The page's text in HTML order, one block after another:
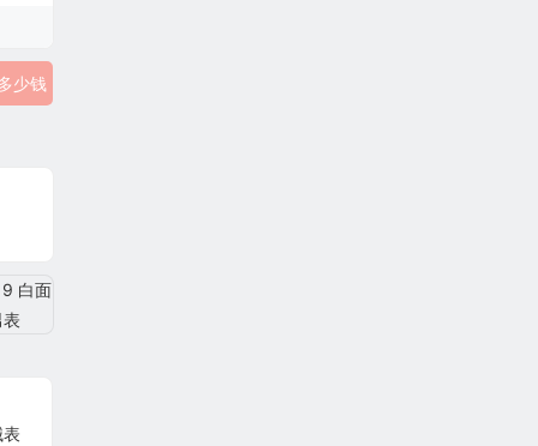
少钱